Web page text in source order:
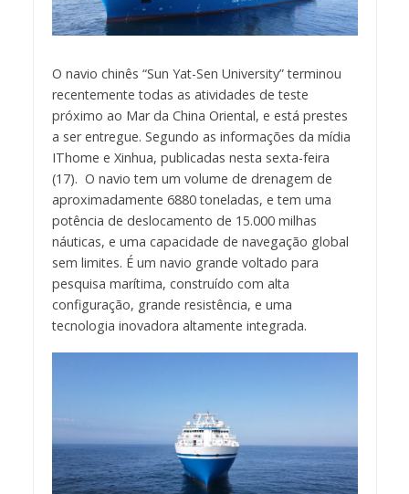
O navio chinês “Sun Yat-Sen University” terminou
recentemente todas as atividades de teste
próximo ao Mar da China Oriental, e está prestes
a ser entregue. Segundo as informações da mídia
IThome e Xinhua, publicadas nesta sexta-feira
(17). O navio tem um volume de drenagem de
aproximadamente 6880 toneladas, e tem uma
potência de deslocamento de 15.000 milhas
náuticas, e uma capacidade de navegação global
sem limites. É um navio grande voltado para
pesquisa marítima, construído com alta
configuração, grande resistência, e uma
tecnologia inovadora altamente integrada.